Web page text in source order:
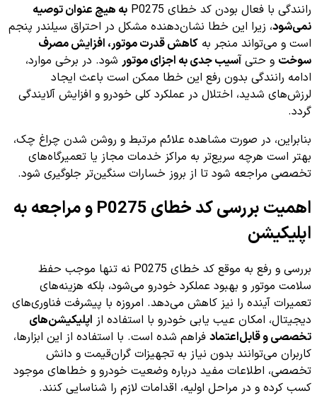
رانندگی با فعال بودن کد خطای P0275
به هیچ عنوان توصیه
نمی‌شود، زیرا این خطا نشان‌دهنده مشکل در احتراق سیلندر پنجم
است و می‌تواند منجر به کاهش قدرت موتور، افزایش مصرف
سوخت و حتی آسیب جدی به اجزای موتور شود. در برخی موارد،
ادامه رانندگی بدون رفع این خطا ممکن است باعث ایجاد
لرزش‌های شدید، اختلال در عملکرد کلی خودرو و افزایش آلایندگی
گردد.
بنابراین، در صورت مشاهده علائم مرتبط و روشن شدن چراغ چک،
بهتر است هرچه سریع‌تر به مراکز خدمات مجاز یا تعمیرگاه‌های
تخصصی مراجعه شود تا از بروز خسارات سنگین‌تر جلوگیری شود.
اهمیت بررسی کد خطای P0275 و مراجعه به
اپلیکیشن
بررسی و رفع به موقع کد خطای P0275 نه تنها موجب حفظ
سلامت موتور و بهبود عملکرد خودرو می‌شود، بلکه هزینه‌های
تعمیرات آینده را نیز کاهش می‌دهد. امروزه با پیشرفت فناوری‌های
دیجیتال، امکان عیب یابی خودرو با استفاده از اپلیکیشن‌های
تخصصی و قابل‌اعتماد فراهم شده است. با استفاده از این ابزارها،
کاربران می‌توانند بدون نیاز به تجهیزات گران‌قیمت و دانش
تخصصی، اطلاعات مفید درباره وضعیت خودرو و خطاهای موجود
کسب کرده و در مراحل اولیه، اقدامات لازم را شناسایی کنند.